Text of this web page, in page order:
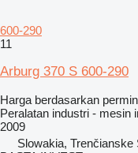
600-290
11
Arburg 370 S 600-290
Harga berdasarkan
Peralatan industri - mesin
2009
Slowakia, Trenčianske